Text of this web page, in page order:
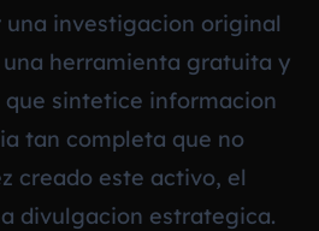
una investigacion original
herramienta gratuita y
sintetice informacion
tan completa que no
creado este activo, el
divulgacion estrategica.